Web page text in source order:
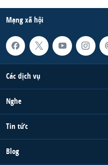
Mạng xã hội
Các dịch vụ
Nghe
Tin tức
Blog